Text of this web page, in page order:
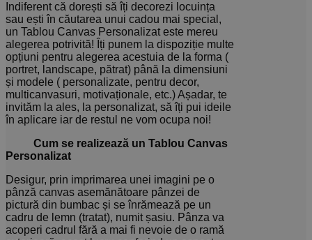
Indiferent că dorești să îți decorezi locuința
sau ești în căutarea unui cadou mai special,
un Tablou Canvas Personalizat este mereu
alegerea potrivită! Îți punem la dispoziție multe
opțiuni pentru alegerea acestuia de la forma (
portret, landscape, pătrat) până la dimensiuni
și modele ( personalizate, pentru decor,
multicanvasuri, motivaționale, etc.) Așadar, te
invităm la ales, la personalizat, să îți pui ideile
în aplicare iar de restul ne vom ocupa noi!
Cum se realizează un Tablou Canvas
Personalizat
Desigur, prin imprimarea unei imagini pe o
pânză canvas asemănătoare pânzei de
pictură din bumbac și se înrămează pe un
cadru de lemn (tratat), numit șasiu. Pânza va
acoperi cadrul fără a mai fi nevoie de o ramă